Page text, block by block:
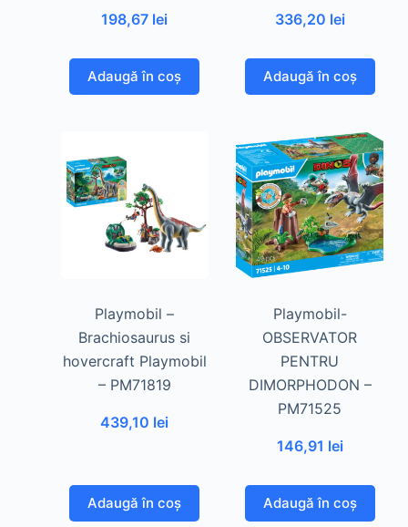
198,67 lei
Adaugă în coș
336,20 lei
Adaugă în coș
Playmobil –
Brachiosaurus si
hovercraft Playmobil
– PM71819
439,10 lei
Adaugă în coș
Playmobil-
OBSERVATOR
PENTRU
DIMORPHODON –
PM71525
146,91 lei
Adaugă în coș